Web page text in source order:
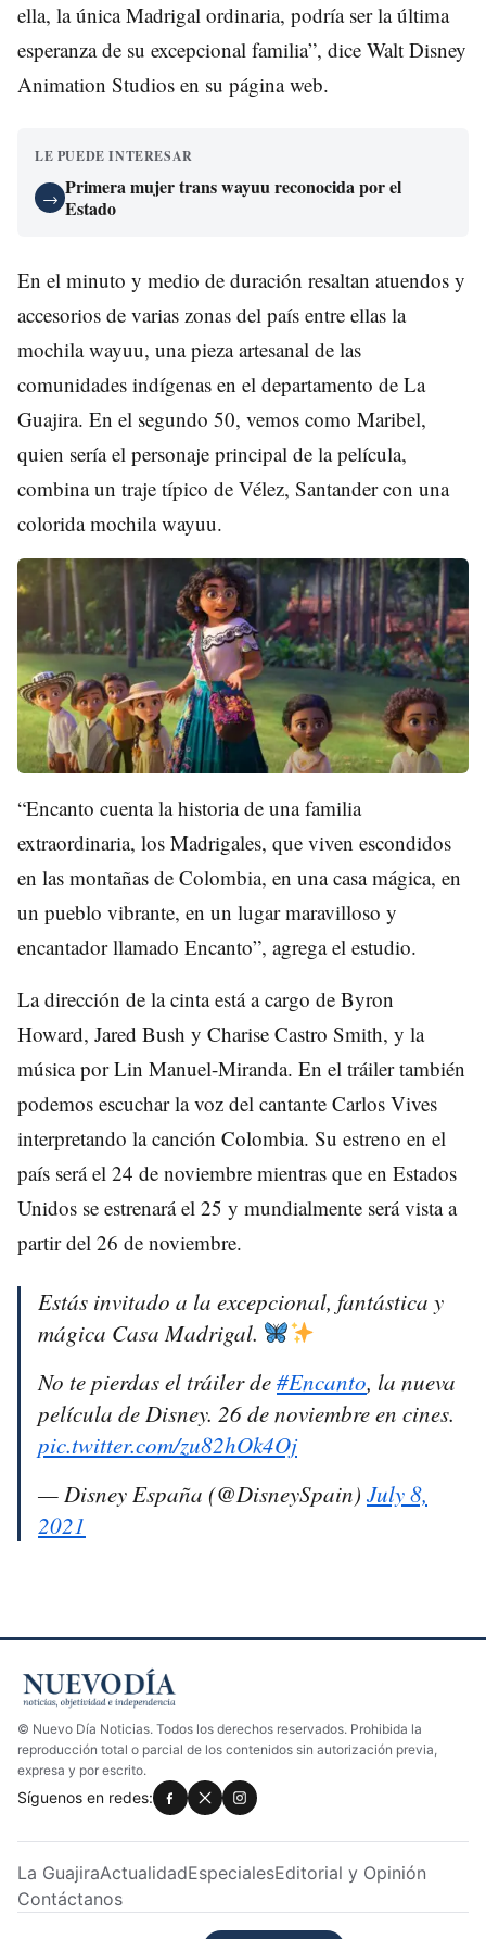
ella, la única Madrigal ordinaria, podría ser la última
esperanza de su excepcional familia”, dice Walt Disney
Animation Studios en su página web.
LE PUEDE INTERESAR
→ Primera mujer trans wayuu reconocida por el
Estado
En el minuto y medio de duración resaltan atuendos y
accesorios de varias zonas del país entre ellas la
mochila wayuu, una pieza artesanal de las
comunidades indígenas en el departamento de La
Guajira. En el segundo 50, vemos como Maribel,
quien sería el personaje principal de la película,
combina un traje típico de Vélez, Santander con una
colorida mochila wayuu.
“Encanto cuenta la historia de una familia
extraordinaria, los Madrigales, que viven escondidos
en las montañas de Colombia, en una casa mágica, en
un pueblo vibrante, en un lugar maravilloso y
encantador llamado Encanto”, agrega el estudio.
La dirección de la cinta está a cargo de Byron
Howard, Jared Bush y Charise Castro Smith, y la
música por Lin Manuel-Miranda. En el tráiler también
podemos escuchar la voz del cantante Carlos Vives
interpretando la canción Colombia. Su estreno en el
país será el 24 de noviembre mientras que en Estados
Unidos se estrenará el 25 y mundialmente será vista a
partir del 26 de noviembre.
Estás invitado a la excepcional, fantástica y
mágica Casa Madrigal.
No te pierdas el tráiler de#Encanto, la nueva
película de Disney. 26 de noviembre en cines.
pic.twitter.com/zu82hOk4Oj
— Disney España (@DisneySpain) July 8,
2021
© Nuevo Día Noticias. Todos los derechos reservados. Prohibida la
reproducción total o parcial de los contenidos sin autorización previa,
expresa y por escrito.
Síguenos en redes:
La GuajiraActualidadEspecialesEditorial y Opinión
Contáctanos